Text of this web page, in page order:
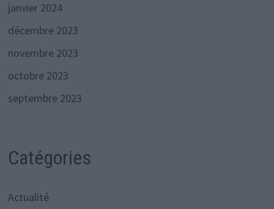
janvier 2024
décembre 2023
novembre 2023
octobre 2023
septembre 2023
Catégories
Actualité